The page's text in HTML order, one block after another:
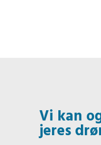
Vi kan
jeres